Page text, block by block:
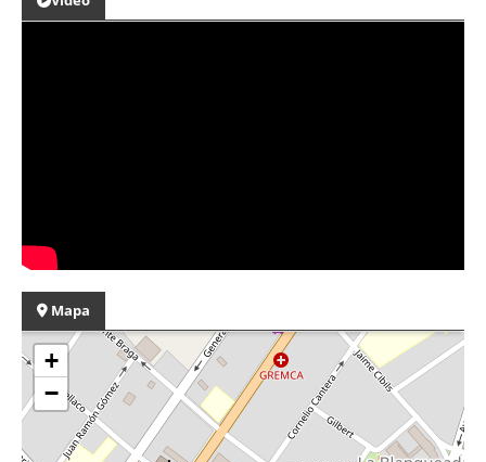
Mapa
+
−